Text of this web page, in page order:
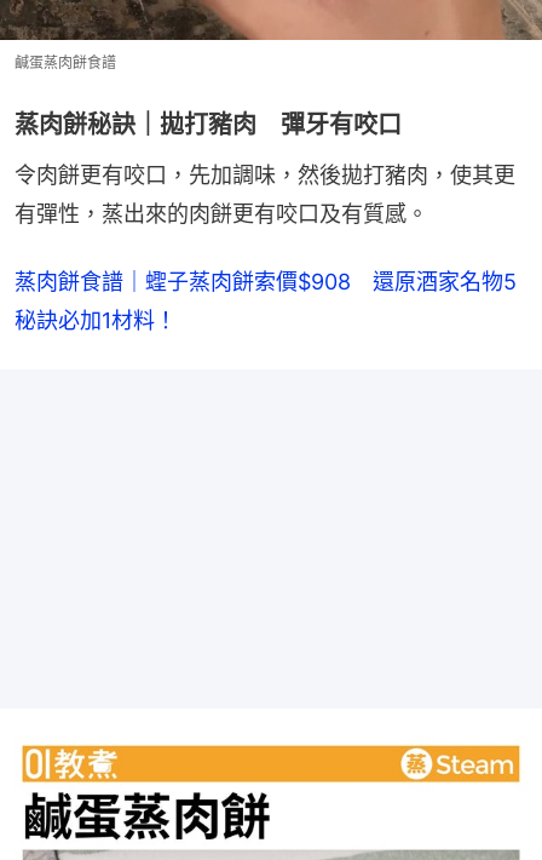
鹹蛋蒸肉餅食譜
蒸肉餅秘訣｜拋打豬肉 彈牙有咬口
令肉餅更有咬口，先加調味，然後拋打豬肉，使其更
有彈性，蒸出來的肉餅更有咬口及有質感。
蒸肉餅食譜｜蟶子蒸肉餅索價$908　還原酒家名物5
秘訣必加1材料！